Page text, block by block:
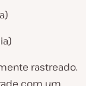
rastreado.
com um